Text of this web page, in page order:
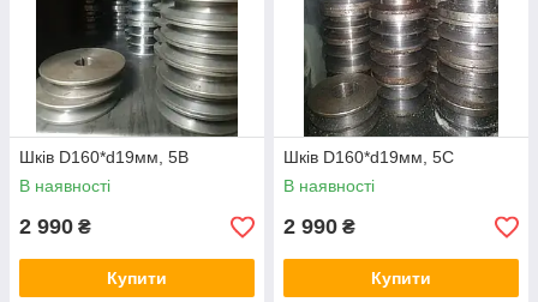
Шків D160*d19мм, 5В
В наявності
2 990 ₴
Купити
Шків D160*d19мм, 5С
В наявності
2 990 ₴
Купити